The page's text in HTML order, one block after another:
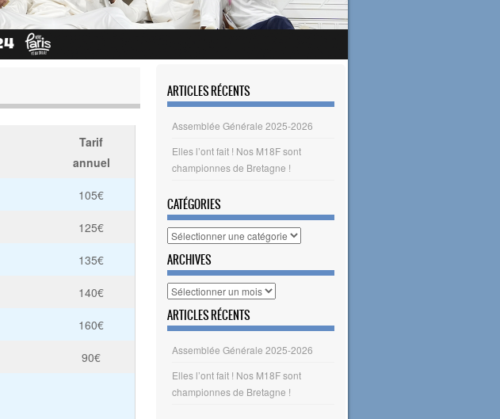
Tarif
annuel
105€
125€
135€
140€
160€
90€
ARTICLES RÉCENTS
Assemblée Générale 2025-2026
Elles l’ont fait ! Nos M18F sont
championnes de Bretagne !
CATÉGORIES
Catégories
ARCHIVES
Archives
ARTICLES RÉCENTS
Assemblée Générale 2025-2026
Elles l’ont fait ! Nos M18F sont
championnes de Bretagne !